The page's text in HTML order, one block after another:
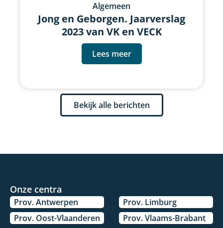
Algemeen
Jong en Geborgen. Jaarverslag
2023 van VK en VECK
Lees meer
Bekijk alle berichten
Onze centra
Prov. Antwerpen
Prov. Limburg
Prov. Oost-Vlaanderen
Prov. Vlaams-Brabant